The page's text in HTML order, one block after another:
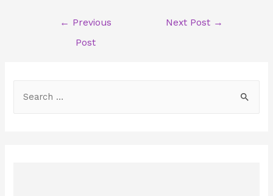
Post
navigation
← Previous
Post
Next Post →